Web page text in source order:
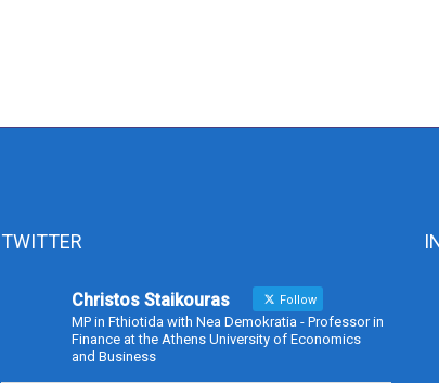
TWITTER
Christos Staikouras Follow
MP in Fthiotida with Nea Demokratia - Professor in
Finance at the Athens University of Economics
and Business